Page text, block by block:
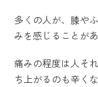
多くの人が、膝や
みを感じることがあ
痛みの程度は人そ
ち上がるのも辛く